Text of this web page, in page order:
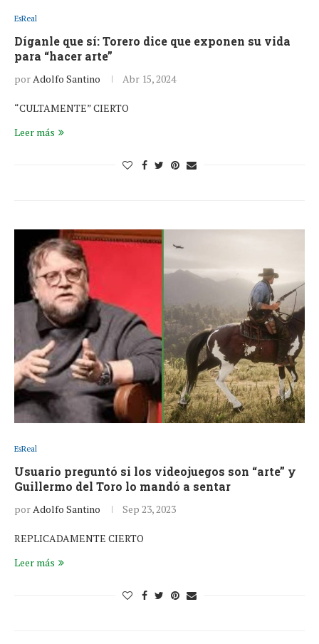
EsReal
Díganle que sí: Torero dice que exponen su vida
para “hacer arte”
porAdolfo Santino Abr 15, 2024
“CULTAMENTE” CIERTO
Leer más
EsReal
Usuario preguntó si los videojuegos son “arte” y
Guillermo del Toro lo mandó a sentar
porAdolfo Santino Sep 23, 2023
REPLICADAMENTE CIERTO
Leer más